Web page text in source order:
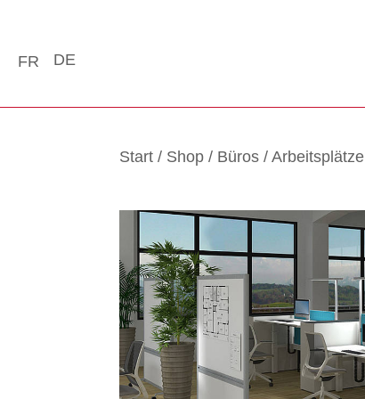
FR DE
Start / Shop / Büros /Arbeitsplätze